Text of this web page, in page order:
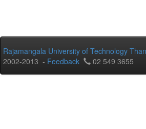
Rajamangala University of Technology
2002-2013 - Feedback 02 549 3655